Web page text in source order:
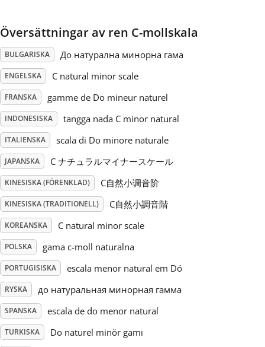
Polski
Português
Русский
Svenska
Tiếng Việt
Türkçe
简体中文
繁體中文
Översättningar av ren C-mollskala
BULGARISKA До натурална минорна гама
ENGELSKA C natural minor scale
FRANSKA gamme de Do mineur naturel
INDONESISKA tangga nada C minor natural
ITALIENSKA scala di Do minore naturale
JAPANSKA C ナチュラルマイナースケール
KINESISKA (FÖRENKLAD) C自然小调音阶
KINESISKA (TRADITIONELL) C自然小調音階
KOREANSKA C natural minor scale
POLSKA gama c-moll naturalna
PORTUGISISKA escala menor natural em Dó
RYSKA до натуральная минорная гамма
SPANSKA escala de do menor natural
TURKISKA Do naturel minör gamı